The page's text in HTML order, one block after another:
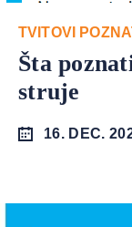
TVITOVI
Šta
struje
16. DEC.